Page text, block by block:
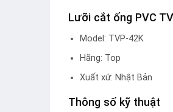
Lưỡi cắt ống PVC
Model: TVP-42K
Hãng: Top
Xuất xứ: Nhật Bản
Thông số kỹ thuật